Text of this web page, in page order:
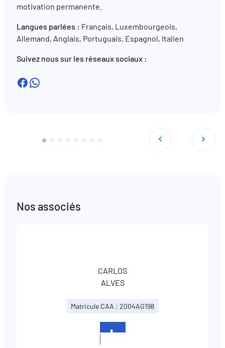
motivation permanente.
Langues parlées : Français, Luxembourgeois,
Allemand, Anglais, Portuguais, Espagnol, Italien
Suivez nous sur les réseaux sociaux :
Facebook
WhatsApp
Nos associés
CARLOS
ALVES
Matricule CAA : 2004AG198